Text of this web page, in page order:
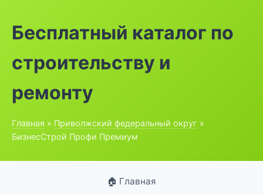
Бесплатный каталог по
строительству и
ремонту
Главная » Приволжский федеральный округ »
БизнесСтрой Профи Премиум
🏠 Главная